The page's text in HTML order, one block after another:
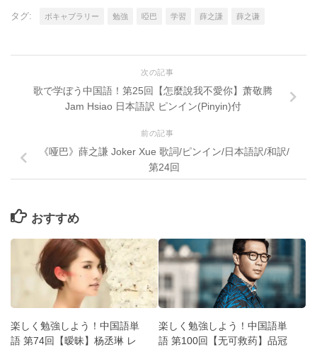
タグ: ボキャブラリー 勉強 啞巴 学習 薛之謙 薛之谦
次の記事
歌で学ぼう中国語！第25回【怎麼說我不愛你】萧敬腾
Jam Hsiao 日本語訳 ピンイン(Pinyin)付
前の記事
《哑巴》薛之謙 Joker Xue 歌詞/ピンイン/日本語訳/和訳/
第24回
おすすめ
楽しく勉強しよう！中国語単
語 第74回【暧昧】杨丞琳 レ
楽しく勉強しよう！中国語単
語 第100回【无可救药】品冠